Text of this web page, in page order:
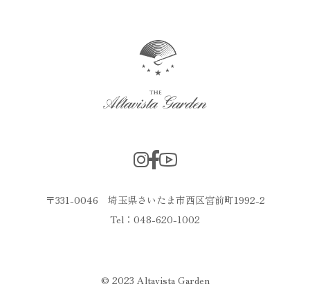
〒331-0046 埼玉県さいたま市西区宮前町1992-2
Tel：048-620-1002
© 2023 Altavista Garden